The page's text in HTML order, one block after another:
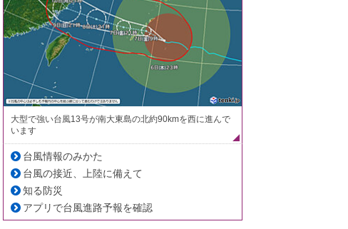
大型で強い台風13号が南大東島の北約90kmを西に進んで
います
台風情報のみかた
台風の接近、上陸に備えて
知る防災
アプリで台風進路予報を確認